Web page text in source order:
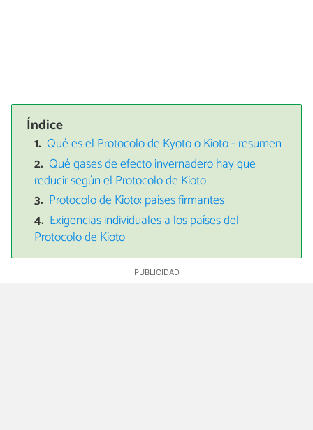
Índice
Qué es el Protocolo de Kyoto o Kioto - resumen
Qué gases de efecto invernadero hay que
reducir según el Protocolo de Kioto
Protocolo de Kioto: países firmantes
Exigencias individuales a los países del
Protocolo de Kioto